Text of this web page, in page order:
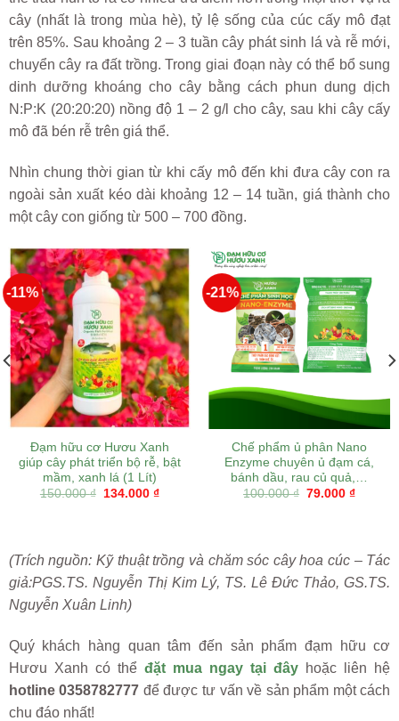
cây (nhất là trong mùa hè), tỷ lệ sống của cúc cấy mô đạt
trên 85%. Sau khoảng 2 – 3 tuần cây phát sinh lá và rễ mới,
chuyển cây ra đất trồng. Trong giai đoạn này có thể bổ sung
dinh dưỡng khoáng cho cây bằng cách phun dung dịch
N:P:K (20:20:20) nồng độ 1 – 2 g/l cho cây, sau khi cây cấy
mô đã bén rễ trên giá thể.
Nhìn chung thời gian từ khi cấy mô đến khi đưa cây con ra
ngoài sản xuất kéo dài khoảng 12 – 14 tuần, giá thành cho
một cây con giống từ 500 – 700 đồng.
-11%
Đạm hữu cơ Hươu Xanh
giúp cây phát triển bộ rễ, bật
mầm, xanh lá (1 Lít)
150.000₫
Original
134.000 ₫Current
-21%
Chế phẩm ủ phân Nano
Enzyme chuyên ủ đạm cá,
bánh dầu, rau củ quả,…
100.000₫ Original
79.000₫Current
(Trích nguồn: Kỹ thuật trồng và chăm sóc cây hoa cúc – Tác
giả:PGS.TS. Nguyễn Thị Kim Lý, TS. Lê Đức Thảo, GS.TS.
Nguyễn Xuân Linh)
Quý khách hàng quan tâm đến sản phẩm đạm hữu cơ
Hươu Xanh có thể đặt mua ngay tại đây hoặc liên hệ
hotline 0358782777 để được tư vấn về sản phẩm một cách
chu đáo nhất!